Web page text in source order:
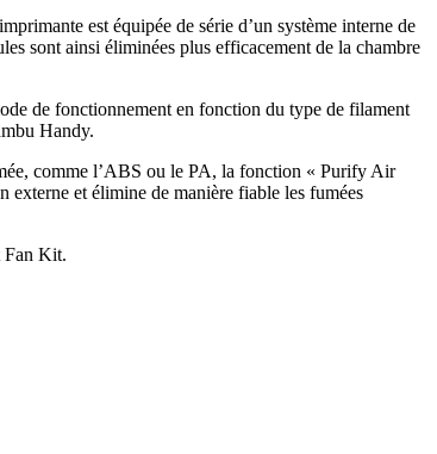
est équipée de série d’un système interne de
sont ainsi éliminées plus efficacement de la chambre
de fonctionnement en fonction du type de filament
Handy.
comme l’ABS ou le PA, la fonction « Purify Air
externe et élimine de manière fiable les fumées
Fan Kit.